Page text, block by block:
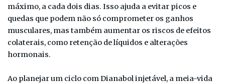
máximo, a cada dois dias. Isso ajuda a evitar picos e
quedas que podem não só comprometer os ganhos
musculares, mas também aumentar os riscos de efeitos
colaterais, como retenção de líquidos e alterações
hormonais.
Ao planejar um ciclo com Dianabol injetável, a meia-vida